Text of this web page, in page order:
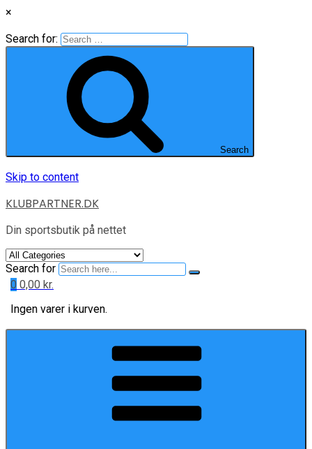
×
Search for:
Search
Skip to content
KLUBPARTNER.DK
Din sportsbutik på nettet
Search for
0 0,00 kr.
Ingen varer i kurven.